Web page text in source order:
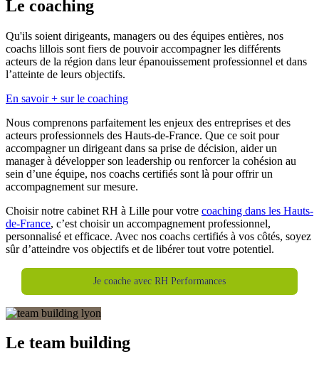
Le coaching
Qu'ils soient dirigeants, managers ou des équipes entières, nos
coachs lillois sont fiers de pouvoir accompagner les différents
acteurs de la région dans leur épanouissement professionnel et dans
l’atteinte de leurs objectifs.
En savoir + sur le coaching
Nous comprenons parfaitement les enjeux des entreprises et des
acteurs professionnels des Hauts-de-France. Que ce soit pour
accompagner un dirigeant dans sa prise de décision, aider un
manager à développer son leadership ou renforcer la cohésion au
sein d’une équipe, nos coachs certifiés sont là pour offrir un
accompagnement sur mesure.
Choisir notre cabinet RH à Lille pour votre coaching dans les Hauts-
de-France, c’est choisir un accompagnement professionnel,
personnalisé et efficace. Avec nos coachs certifiés à vos côtés, soyez
sûr d’atteindre vos objectifs et de libérer tout votre potentiel.
Je coache avec RH Performances
Le team building